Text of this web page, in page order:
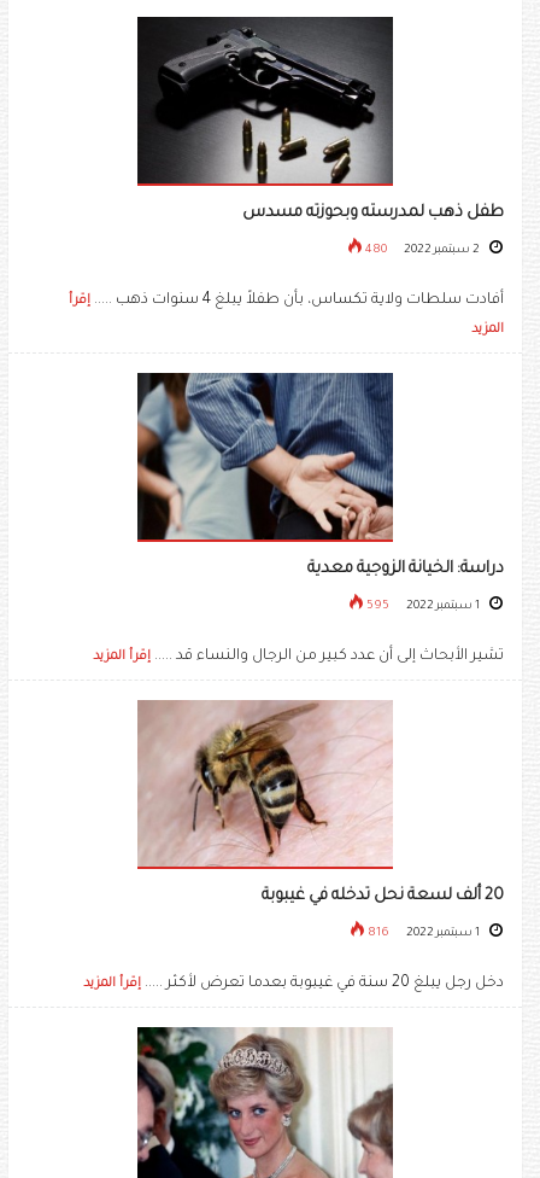
طفل ذهب لمدرسته وبحوزته مسدس
480
أفادت سلطات ولاية تكساس، بأن طفلاً يبلغ 4 سنوات ذهب .....
إقرأ
المزيد
دراسة: الخيانة الزوجية معدية
595
تشير الأبحاث إلى أن عدد كبير من الرجال والنساء قد ..... إقرأ المزيد
20 ألف لسعة نحل تدخله في غيبوبة
816
دخل رجل يبلغ 20 سنة في غيبوبة بعدما تعرض لأكثر ..... إقرأ المزيد